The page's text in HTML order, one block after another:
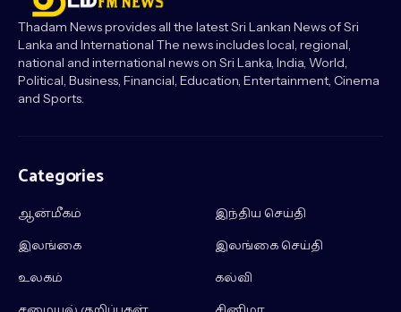
Thadam News provides all the latest Sri Lankan News of Sri
Lanka and International The news includes local, regional,
national and international news on Sri Lanka, India, World,
Political, Business, Financial, Education, Entertainment, Cinema
and Sports.
Categories
ஆன்மீகம்
இந்திய செய்தி
இலங்கை
இலங்கை செய்தி
உலகம்
கல்வி